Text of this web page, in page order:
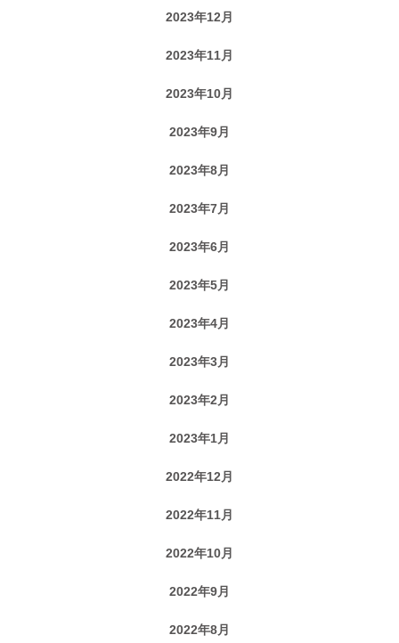
2023年12月
2023年11月
2023年10月
2023年9月
2023年8月
2023年7月
2023年6月
2023年5月
2023年4月
2023年3月
2023年2月
2023年1月
2022年12月
2022年11月
2022年10月
2022年9月
2022年8月